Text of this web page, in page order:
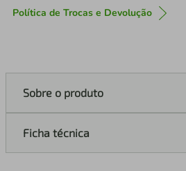
Política de Trocas e Devolução
Sobre o produto
Ficha técnica